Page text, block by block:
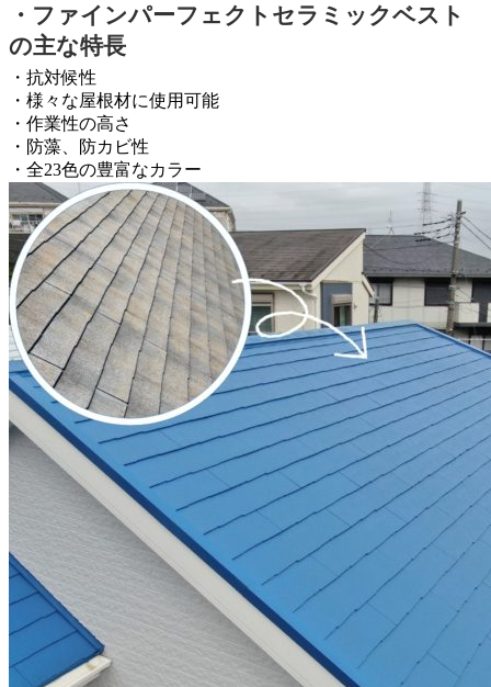
・ファインパーフェクトセラミックベスト
の主な特長
・抗対候性
・様々な屋根材に使用可能
・作業性の高さ
・防藻、防カビ性
・全23色の豊富なカラー